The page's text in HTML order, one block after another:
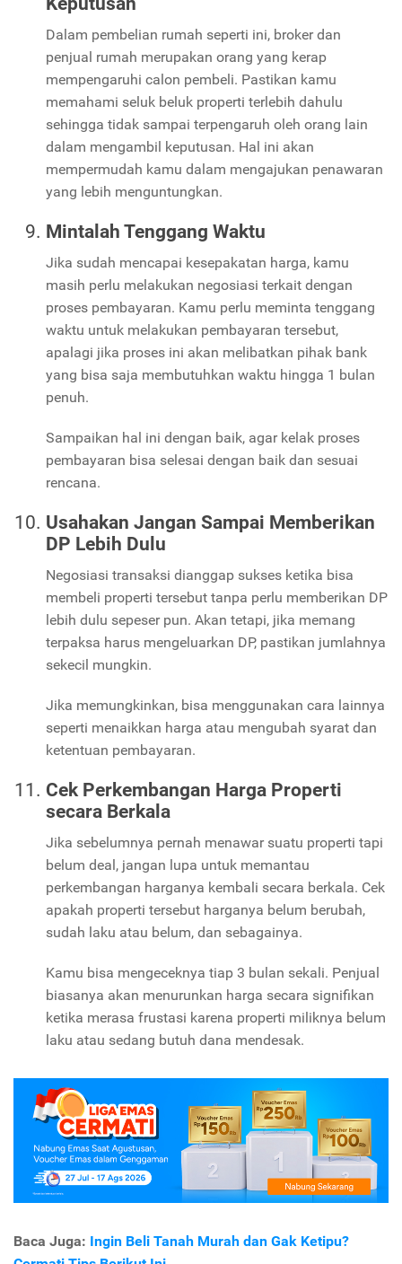
Dalam pembelian rumah seperti ini, broker dan
penjual rumah merupakan orang yang kerap
mempengaruhi calon pembeli. Pastikan kamu
memahami seluk beluk properti terlebih dahulu
sehingga tidak sampai terpengaruh oleh orang lain
dalam mengambil keputusan. Hal ini akan
mempermudah kamu dalam mengajukan penawaran
yang lebih menguntungkan.
Mintalah Tenggang Waktu
Jika sudah mencapai kesepakatan harga, kamu
masih perlu melakukan negosiasi terkait dengan
proses pembayaran. Kamu perlu meminta tenggang
waktu untuk melakukan pembayaran tersebut,
apalagi jika proses ini akan melibatkan pihak bank
yang bisa saja membutuhkan waktu hingga 1 bulan
penuh.
Sampaikan hal ini dengan baik, agar kelak proses
pembayaran bisa selesai dengan baik dan sesuai
rencana.
Usahakan Jangan Sampai Memberikan
DP Lebih Dulu
Negosiasi transaksi dianggap sukses ketika bisa
membeli properti tersebut tanpa perlu memberikan DP
lebih dulu sepeser pun. Akan tetapi, jika memang
terpaksa harus mengeluarkan DP, pastikan jumlahnya
sekecil mungkin.
Jika memungkinkan, bisa menggunakan cara lainnya
seperti menaikkan harga atau mengubah syarat dan
ketentuan pembayaran.
Cek Perkembangan Harga Properti
secara Berkala
Jika sebelumnya pernah menawar suatu properti tapi
belum deal, jangan lupa untuk memantau
perkembangan harganya kembali secara berkala. Cek
apakah properti tersebut harganya belum berubah,
sudah laku atau belum, dan sebagainya.
Kamu bisa mengeceknya tiap 3 bulan sekali. Penjual
biasanya akan menurunkan harga secara signifikan
ketika merasa frustasi karena properti miliknya belum
laku atau sedang butuh dana mendesak.
Baca Juga: Ingin Beli Tanah Murah dan Gak Ketipu?